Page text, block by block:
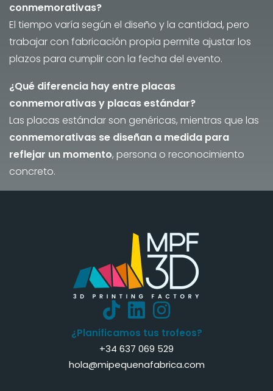
conmemorativas?
El tiempo varía según el diseño y la cantidad, pero
trabajar con fabricación propia permite ajustar los
plazos para cumplir con la fecha del evento.
¿Qué diferencia hay entre placas
conmemorativas y placas estándar?
Las placas estándar son genéricas, mientras que las
conmemorativas se diseñan a medida para
reflejar un momento, persona o reconocimiento
concreto.
¿Planificamos tus trofeos?
+34 637 069 529
hola@mipequenafabrica.com